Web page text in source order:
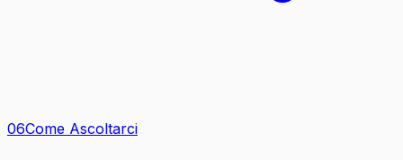
06Come Ascoltarci